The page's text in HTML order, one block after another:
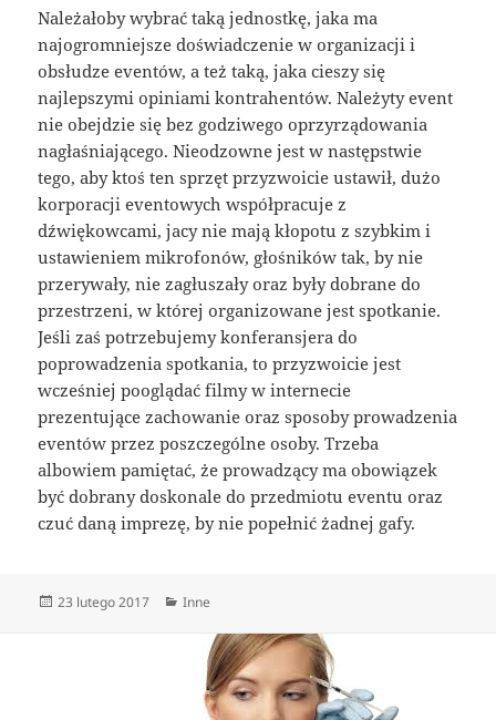
Należałoby wybrać taką jednostkę, jaka ma
najogromniejsze doświadczenie w organizacji i
obsłudze eventów, a też taką, jaka cieszy się
najlepszymi opiniami kontrahentów. Należyty event
nie obejdzie się bez godziwego oprzyrządowania
nagłaśniającego. Nieodzowne jest w następstwie
tego, aby ktoś ten sprzęt przyzwoicie ustawił, dużo
korporacji eventowych współpracuje z
dźwiękowcami, jacy nie mają kłopotu z szybkim i
ustawieniem mikrofonów, głośników tak, by nie
przerywały, nie zagłuszały oraz były dobrane do
przestrzeni, w której organizowane jest spotkanie.
Jeśli zaś potrzebujemy konferansjera do
poprowadzenia spotkania, to przyzwoicie jest
wcześniej pooglądać filmy w internecie
prezentujące zachowanie oraz sposoby prowadzenia
eventów przez poszczególne osoby. Trzeba
albowiem pamiętać, że prowadzący ma obowiązek
być dobrany doskonale do przedmiotu eventu oraz
czuć daną imprezę, by nie popełnić żadnej gafy.
Data
23 lutego 2017 Kategorie
Inne